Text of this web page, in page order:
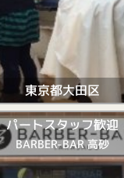
東京都大田区
パートスタッフ歓迎
BARBER-BAR 高砂